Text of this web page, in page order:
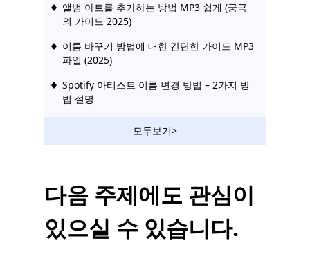
앨범 아트를 추가하는 방법 MP3 쉽게 (궁극
의 가이드 2025)
이름 바꾸기 방법에 대한 간단한 가이드 MP3
파일 (2025)
Spotify 아티스트 이름 변경 방법 – 2가지 방
법 설명
모두보기>
다음 주제에도 관심이
있으실 수 있습니다.